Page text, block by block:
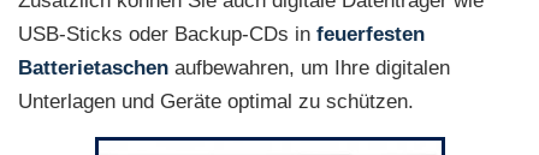
USB-Sticks oder Backup-CDs in feuerfesten
Batterietaschen aufbewahren, um Ihre digitalen
Unterlagen und Geräte optimal zu schützen.